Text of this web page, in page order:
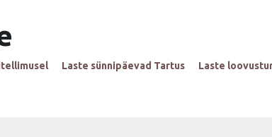
Laste sünnipäevad Tartus Laste